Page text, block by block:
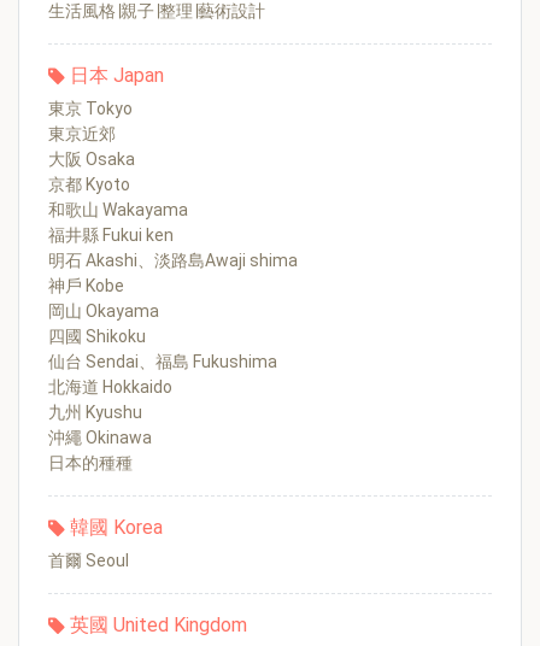
生活風格∣親子∣整理∣藝術設計
日本 Japan
東京 Tokyo
東京近郊
大阪 Osaka
京都 Kyoto
和歌山 Wakayama
福井縣 Fukui ken
明石 Akashi、淡路島Awaji shima
神戶 Kobe
岡山 Okayama
四國 Shikoku
仙台 Sendai、福島 Fukushima
北海道 Hokkaido
九州 Kyushu
沖繩 Okinawa
日本的種種
韓國 Korea
首爾 Seoul
英國 United Kingdom